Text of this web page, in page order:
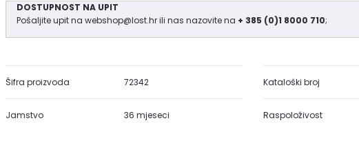
DOSTUPNOST NA UPIT
Pošaljite upit na webshop@lost.hrili nas nazovite na + 385 (0)1 8000 710;
Šifra proizvoda 72342 Kataloški broj
Jamstvo 36 mjeseci Raspoloživost